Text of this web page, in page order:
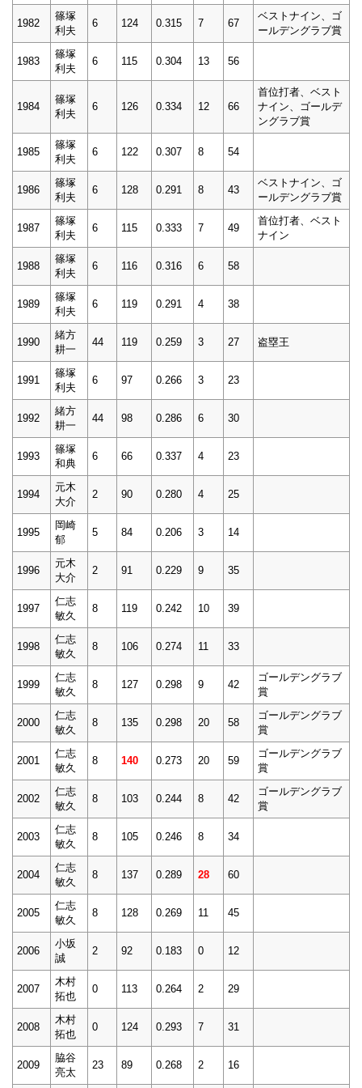
1982
篠塚
利夫
6 124 0.315 7 67
ベストナイン、ゴ
ールデングラブ賞
1983
篠塚
利夫
6 115 0.304 13 56
1984
篠塚
利夫
6 126 0.334 12 66
首位打者、ベスト
ナイン、ゴールデ
ングラブ賞
1985
篠塚
利夫
6 122 0.307 8 54
1986
篠塚
利夫
6 128 0.291 8 43
ベストナイン、ゴ
ールデングラブ賞
1987
篠塚
利夫
6 115 0.333 7 49
首位打者、ベスト
ナイン
1988
篠塚
利夫
6 116 0.316 6 58
1989
篠塚
利夫
6 119 0.291 4 38
1990
緒方
耕一
44 119 0.259 3 27 盗塁王
1991
篠塚
利夫
6 97 0.266 3 23
1992
緒方
耕一
44 98 0.286 6 30
1993
篠塚
和典
6 66 0.337 4 23
1994
元木
大介
2 90 0.280 4 25
1995
岡崎
郁
5 84 0.206 3 14
1996
元木
大介
2 91 0.229 9 35
1997
仁志
敏久
8 119 0.242 10 39
1998
仁志
敏久
8 106 0.274 11 33
1999
仁志
敏久
8 127 0.298 9 42
ゴールデングラブ
賞
2000
仁志
敏久
8 135 0.298 20 58
ゴールデングラブ
賞
2001
仁志
敏久
8 140 0.273 20 59
ゴールデングラブ
賞
2002
仁志
敏久
8 103 0.244 8 42
ゴールデングラブ
賞
2003
仁志
敏久
8 105 0.246 8 34
2004
仁志
敏久
8 137 0.289 28 60
2005
仁志
敏久
8 128 0.269 11 45
2006
小坂
誠
2 92 0.183 0 12
2007
木村
拓也
0 113 0.264 2 29
2008
木村
拓也
0 124 0.293 7 31
2009
脇谷
亮太
23 89 0.268 2 16